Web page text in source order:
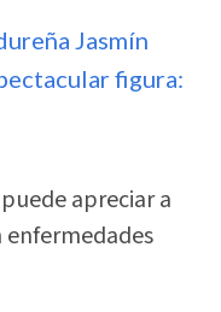
Jasmín
figura:
apreciar a
enfermedades